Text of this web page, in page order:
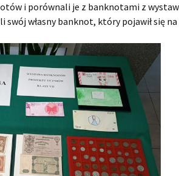
i porównali je z banknotami z
własny banknot, który pojawił się